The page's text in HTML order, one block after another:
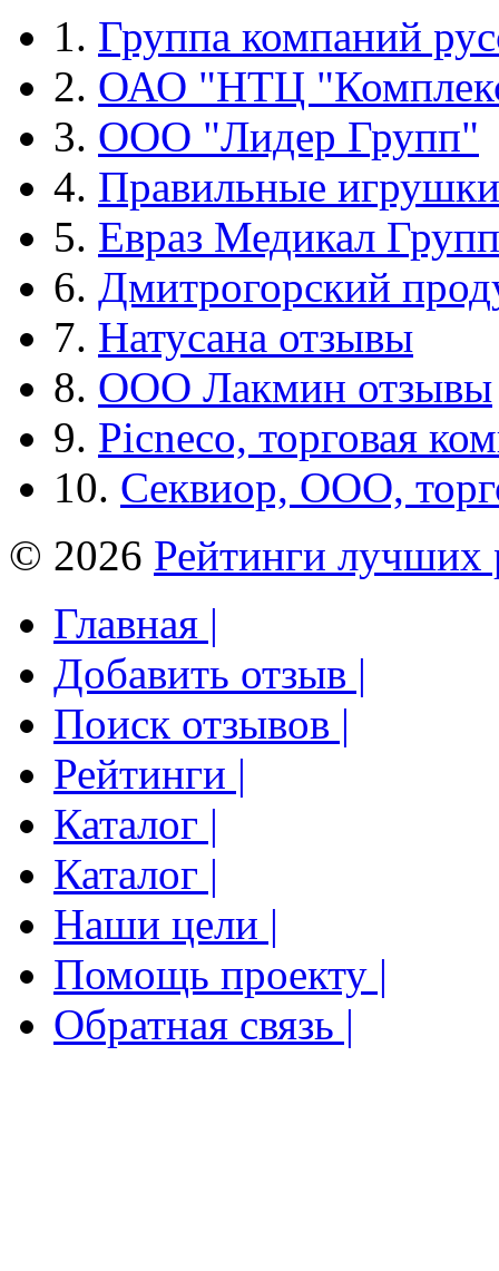
1. Группа компаний
2. ОАО "НТЦ
3. ООО "Лидер Групп"
4. Правильные игрушки
5. Евраз Медикал Групп
6. Дмитрогорский
7. Натусана отзывы
8. ООО Лакмин отзывы
9. Picneco, торговая
10. Секвиор, ООО,
© 2026 Рейтинги лучших
Главная |
Добавить отзыв |
Поиск отзывов |
Рейтинги |
Каталог |
Каталог |
Наши цели |
Помощь проекту |
Обратная связь |